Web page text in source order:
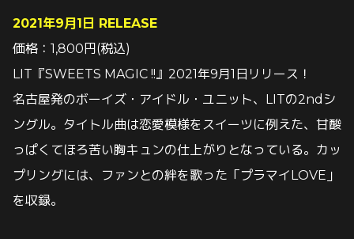
2021年9月1日 RELEASE
価格：1,800円(税込)
LIT『SWEETS MAGIC !!』2021年9月1日リリース！
名古屋発のボーイズ・アイドル・ユニット、LITの2ndシ
ングル。タイトル曲は恋愛模様をスイーツに例えた、甘酸
っぱくてほろ苦い胸キュンの仕上がりとなっている。カッ
プリングには、ファンとの絆を歌った「プラマイLOVE」
を収録。